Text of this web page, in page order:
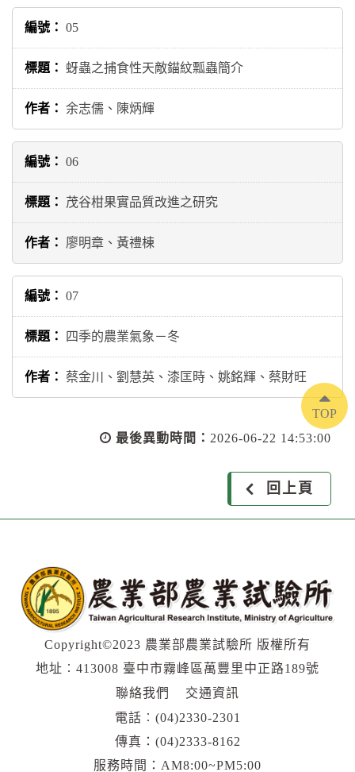
05
蚜蟲之捕食性天敵錨紋瓢蟲簡介
余志儒、陳炳輝
06
茂谷柑果實品質改進之研究
廖明章、黃禮棟
07
四季的農業氣象－冬
蔡金川、劉慧英、漆匡時、姚銘輝、蔡財旺
最後異動時間： 2026-06-22 14:53:00
回上頁
Copyright©2023 農業部農業試驗所 版權所有
地址︰413008 臺中市霧峰區萬豐里中正路189號
聯絡我們
交通資訊
電話︰ (04)2330-2301
傳真：(04)2333-8162
服務時間：AM8:00~PM5:00
TOP